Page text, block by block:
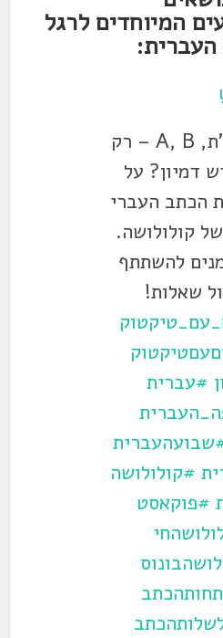
המיוחדים לרגל
אל"ף, בי"ת, A, B – רק
דמיון? על
הכתב העברי
קולולושה.
להשתתף
שאלות!
#עברית
#קולולושה
#פוקאסט